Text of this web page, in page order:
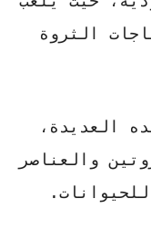
الثروة
العديدة،
والعناصر